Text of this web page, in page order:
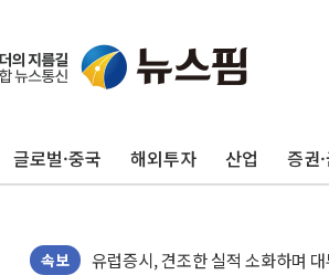
글로벌·중국 해외투자 산업 증권
속보
이란, 오만과 호르무즈 해협 재개
[민주 당권주자 일정] 송영길·정청
李대통령, 오늘 부동산 정책 점검
[오늘의 국회일정] 상임위·세미나·
리투아니아 국방 "러, 우크라 드